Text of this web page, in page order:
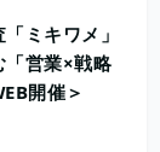
ミキワメ」
「営業×戦略
開催＞